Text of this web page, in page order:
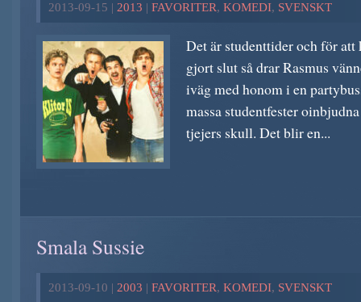
2013-09-15 | 2013 | FAVORITER, KOMEDI, SVENSKT
Det är studenttider och för
gjort slut så drar Rasmus
iväg med honom i en
massa studentfester
tjejers skull. Det blir en...
Smala Sussie
2013-09-10 | 2003 | FAVORITER, KOMEDI, SVENSKT